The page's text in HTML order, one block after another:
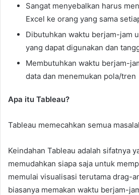
Sangat menyebalkan harus
Excel ke orang yang sama
Dibutuhkan waktu berjam-jam
yang dapat digunakan dan
Membutuhkan waktu berjam-
data dan menemukan pola/tren
Apa itu Tableau?
Tableau memecahkan semua
Keindahan Tableau adalah sifatnya
memudahkan siapa saja untuk
memulai visualisasi terutama drag-
biasanya memakan waktu berjam-